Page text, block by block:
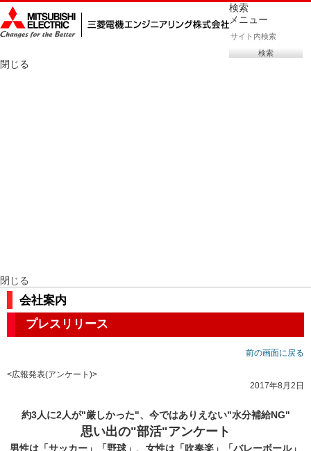
検索
メニュー
閉じる
閉じる
会社案内
プレスリリース
前の画面に戻る
広報発表(アンケート)
2017年8月2日
約3人に2人が"厳しかった"、今ではありえない"水分補給NG"
思い出の"部活"アンケート
男性は「サッカー」「野球」、女性は「吹奏楽」「バレーボール」